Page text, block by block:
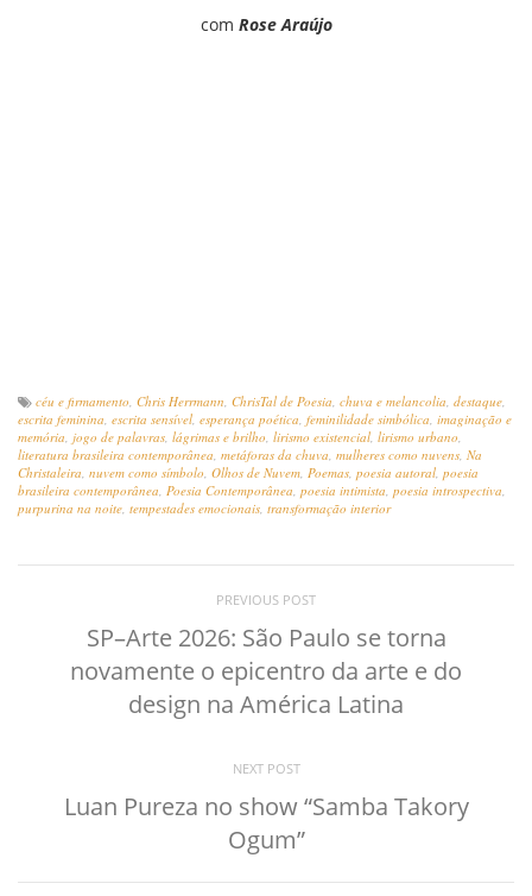
com Rose Araújo
céu e firmamento, Chris Herrmann, ChrisTal de Poesia, chuva e melancolia, destaque,
escrita feminina, escrita sensível, esperança poética, feminilidade simbólica, imaginação e
memória, jogo de palavras, lágrimas e brilho, lirismo existencial, lirismo urbano,
literatura brasileira contemporânea, metáforas da chuva, mulheres como nuvens, Na
Christaleira, nuvem como símbolo, Olhos de Nuvem, Poemas, poesia autoral, poesia
brasileira contemporânea, Poesia Contemporânea, poesia intimista, poesia introspectiva,
purpurina na noite, tempestades emocionais, transformação interior
PREVIOUS POST
SP–Arte 2026: São Paulo se torna
novamente o epicentro da arte e do
design na América Latina
NEXT POST
Luan Pureza no show “Samba Takory
Ogum”